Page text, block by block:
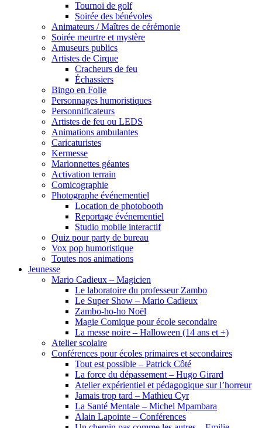
Tournoi de golf
Soirée des bénévoles
Animateurs / Maîtres de cérémonie
Soirée meurtre et mystère
Amuseurs publics
Artistes de Cirque
Cracheurs de feu
Échassiers
Bingo en Folie
Personnages humoristiques
Personnificateurs
Artistes de feu ou LEDS
Animations ambulantes
Caricaturistes
Kermesse
Marionnettes géantes
Activation terrain
Comicographie
Photographe événementiel
Location de photobooth
Reportage événementiel
Studio mobile interactif
Quiz pour party de bureau
Vox pop humoristique
Toutes nos animations
Jeunesse
Mario Cadieux – Magicien
Le laboratoire du professeur Zambo
Le Super Show – Mario Cadieux
Zambo-ho-ho Noël
Magie Comique pour école secondaire
La messe noire – Halloween (14 ans et +)
Atelier scolaire
Conférences pour écoles primaires et secondaires
Tout est possible – Patrick Côté
La force du dépassement – Hugo Girard
Atelier expérientiel et pédagogique sur l’horreur
Jamais trop tard – Mathieu Cyr
La Santé Mentale – Michel Mpambara
Alain Lapointe – Conférences